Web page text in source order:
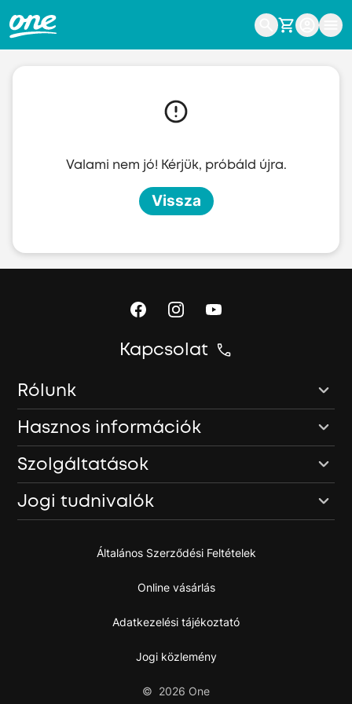
Valami nem jó! Kérjük, próbáld újra.
Vissza
Kapcsolat
Rólunk
Hasznos információk
Szolgáltatások
Jogi tudnivalók
Általános Szerződési Feltételek
Online vásárlás
Adatkezelési tájékoztató
Jogi közlemény
© 2026 One